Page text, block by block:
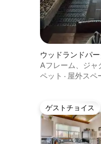
ウッドランドパー
ウス
Aフレーム、ジャ
台、犬OK
ペット · 屋外スペ
ゲストチョイス
ゲストチョイス